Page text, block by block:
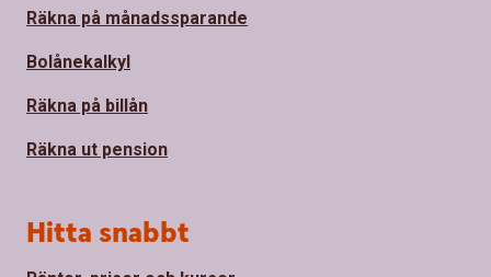
Räkna på månadssparande
Bolånekalkyl
Räkna på billån
Räkna ut pension
Hitta snabbt